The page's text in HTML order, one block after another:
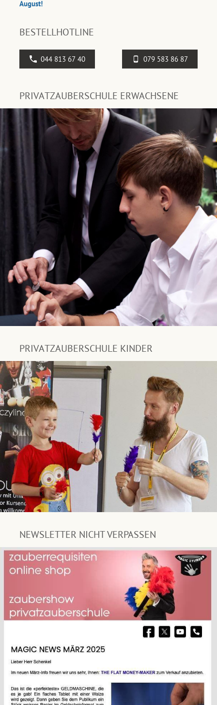
August!
BESTELLHOTLINE
044 813 67 40 079 583 86 87
PRIVATZAUBERSCHULE ERWACHSENE
PRIVATZAUBERSCHULE KINDER
NEWSLETTER NICHT VERPASSEN